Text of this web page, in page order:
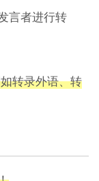
言者进行转
转录外语、转